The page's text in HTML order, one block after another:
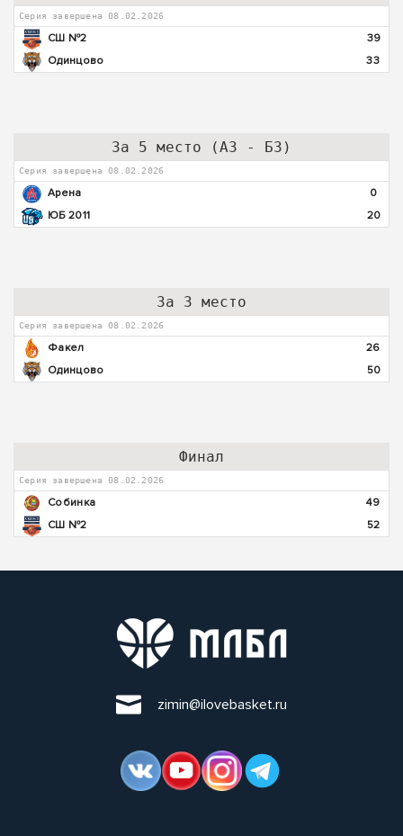
Серия завершена 08.02.2026
СШ №2
39
Одинцово
33
За 5 место (А3 - Б3)
Серия завершена 08.02.2026
Арена
0
ЮБ 2011
20
За 3 место
Серия завершена 08.02.2026
Факел
26
Одинцово
50
Финал
Серия завершена 08.02.2026
Собинка
49
СШ №2
52
zimin@ilovebasket.ru